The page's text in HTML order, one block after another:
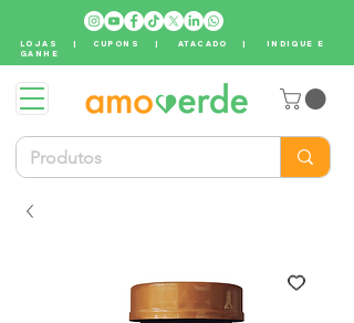
LOJAS | CUPONS |ATACADO | INDIQUE E
GANHE